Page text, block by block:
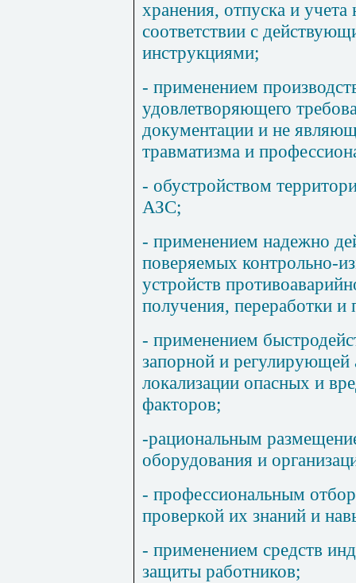
хранения, отпуска и учета
соответствии с
инструкциями;
- применением
удовлетворяющего
документации и не
травматизма и
- обустройством
АЗС;
- применением надежно
поверяемых контрольно-
устройств
получения, переработки
- применением
запорной и регулирующей
локализации опасных и
факторов;
-рациональным
оборудования и
- профессиональным
проверкой их знаний и
- применением средств
защиты работников;